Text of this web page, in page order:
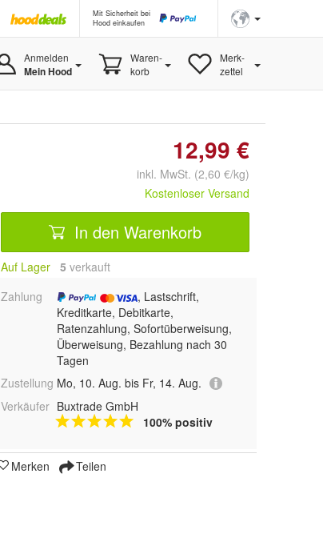
Mit Sicherheit bei
Hood einkaufen
Anmelden
Mein Hood
Waren-
korb
Merk-
zettel
12,99 €
inkl. MwSt. (2,60 €/kg)
Kostenloser Versand
In den Warenkorb
Auf Lager 5 verkauft
Zahlung
, Lastschrift,
Kreditkarte, Debitkarte,
Ratenzahlung, Sofortüberweisung,
Überweisung, Bezahlung nach 30
Tagen
Zustellung Mo, 10. Aug. bis Fr, 14. Aug.
Verkäufer Buxtrade GmbH
100% positiv
Merken Teilen